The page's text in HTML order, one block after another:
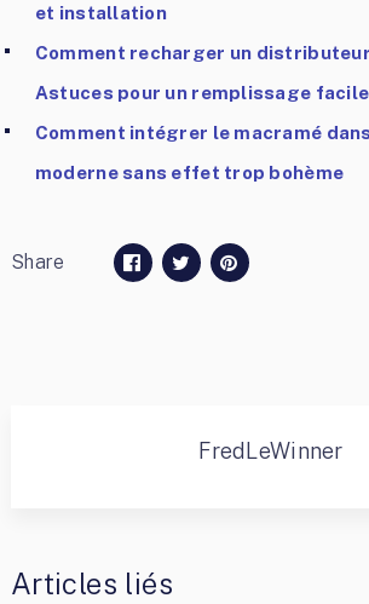
et installation
Comment recharger un distributeur
Astuces pour un remplissage
Comment intégrer le macramé
moderne sans effet trop bohème
Share
FredLeWinner
Articles liés